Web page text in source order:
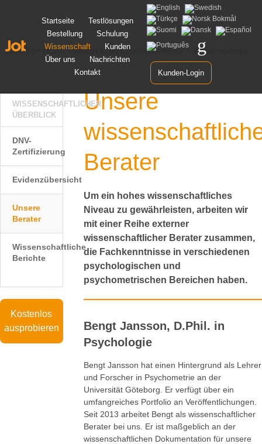
Zum
springen
Startseite
Testlösungen
Bestellung
Schulung
Wissenschaft
Kunden
Über uns
Nachrichten
Kontakt
Kunden-Login
JOBMATCH TALENT>WISSENSCHAFTLICHER ÜBERBLICK UNSERE BERATER
Unsere
Berater
Um ein hohes wissenschaftliches
Niveau zu gewährleisten, arbeiten wir
mit einer Reihe externer
wissenschaftlicher Berater zusammen,
die Fachkenntnisse in verschiedenen
psychologischen und
psychometrischen Bereichen haben.
Bengt Jansson, D.Phil. in
Psychologie
Bengt Jansson hat einen Hintergrund als Lehrer
und Forscher in Psychometrie an der
Universität Göteborg. Er verfügt über ein
umfangreiches Portfolio an Veröffentlichungen.
Seit 2013 arbeitet Bengt als wissenschaftlicher
Berater bei uns. Er ist maßgeblich an der
wissenschaftlichen Dokumentation für unsere
WISSENSCHAFTLICHER
ÜBERBLICK
DNV-
Zertifizierung
Evidenzübersicht
Unsere
Berater
Wissenschaftliche
Berichte
Kostenlos
ausprobieren